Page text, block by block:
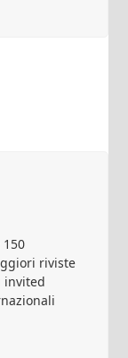
riviste
invited